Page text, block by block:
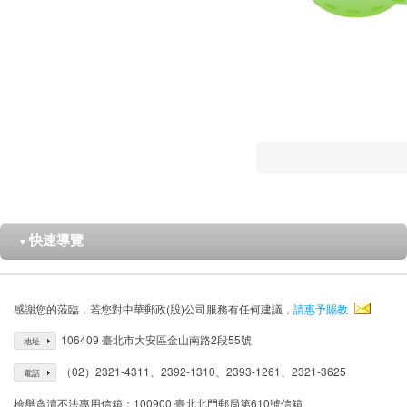
▼ 快速導覽
感謝您的蒞臨，若您對中華郵政(股)公司服務有任何建議， 請惠予賜教
地址 106409 臺北市大安區金山南路2段55號
電話 （02）2321-4311、2392-1310、2393-1261、2321-3625
檢舉貪瀆不法專用信箱：100900 臺北北門郵局第610號信箱